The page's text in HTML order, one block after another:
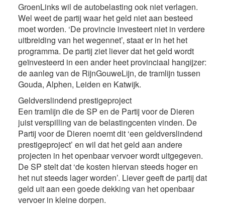
GroenLinks wil de autobelasting ook niet verlagen.
Wel weet de partij waar het geld niet aan besteed
moet worden. ‘De provincie investeert niet in verdere
uitbreiding van het wegennet’, staat er in het het
programma. De partij ziet liever dat het geld wordt
geïnvesteerd in een ander heet provinciaal hangijzer:
de aanleg van de RijnGouweLijn, de tramlijn tussen
Gouda, Alphen, Leiden en Katwijk.
Geldverslindend prestigeproject
Een tramlijn die de SP en de Partij voor de Dieren
juist verspilling van de belastingcenten vinden. De
Partij voor de Dieren noemt dit ‘een geldverslindend
prestigeproject’ en wil dat het geld aan andere
projecten in het openbaar vervoer wordt uitgegeven.
De SP stelt dat ‘de kosten hiervan steeds hoger en
het nut steeds lager worden’. Liever geeft de partij dat
geld uit aan een goede dekking van het openbaar
vervoer in kleine dorpen.